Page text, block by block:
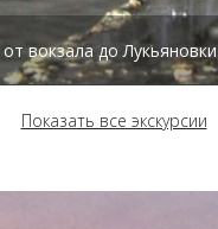
вокзала до Лукьяновки
Показать все экскурсии